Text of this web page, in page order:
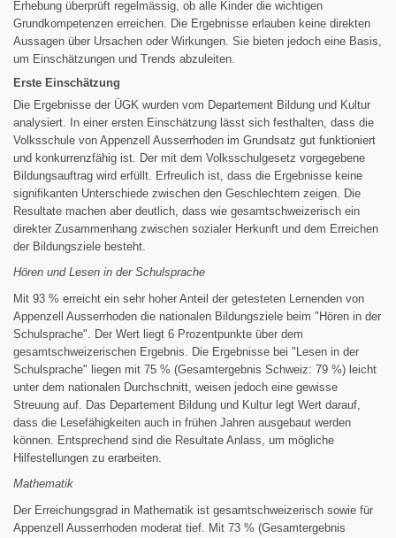
Erhebung überprüft regelmässig, ob alle Kinder die wichtigen
Grundkompetenzen erreichen. Die Ergebnisse erlauben keine direkten
Aussagen über Ursachen oder Wirkungen. Sie bieten jedoch eine Basis,
um Einschätzungen und Trends abzuleiten.
Erste Einschätzung
Die Ergebnisse der ÜGK wurden vom Departement Bildung und Kultur
analysiert. In einer ersten Einschätzung lässt sich festhalten, dass die
Volksschule von Appenzell Ausserrhoden im Grundsatz gut funktioniert
und konkurrenzfähig ist. Der mit dem Volksschulgesetz vorgegebene
Bildungsauftrag wird erfüllt. Erfreulich ist, dass die Ergebnisse keine
signifikanten Unterschiede zwischen den Geschlechtern zeigen. Die
Resultate machen aber deutlich, dass wie gesamtschweizerisch ein
direkter Zusammenhang zwischen sozialer Herkunft und dem Erreichen
der Bildungsziele besteht.
Hören und Lesen in der Schulsprache
Mit 93 % erreicht ein sehr hoher Anteil der getesteten Lernenden von
Appenzell Ausserrhoden die nationalen Bildungsziele beim "Hören in der
Schulsprache". Der Wert liegt 6 Prozentpunkte über dem
gesamtschweizerischen Ergebnis. Die Ergebnisse bei "Lesen in der
Schulsprache" liegen mit 75 % (Gesamtergebnis Schweiz: 79 %) leicht
unter dem nationalen Durchschnitt, weisen jedoch eine gewisse
Streuung auf. Das Departement Bildung und Kultur legt Wert darauf,
dass die Lesefähigkeiten auch in frühen Jahren ausgebaut werden
können. Entsprechend sind die Resultate Anlass, um mögliche
Hilfestellungen zu erarbeiten.
Mathematik
Der Erreichungsgrad in Mathematik ist gesamtschweizerisch sowie für
Appenzell Ausserrhoden moderat tief. Mit 73 % (Gesamtergebnis